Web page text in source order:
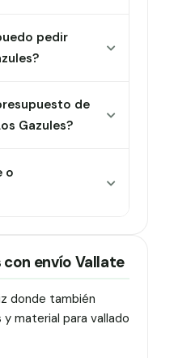
pedir
de
Gazules?
o
envío Vallate
donde también
material para vallado